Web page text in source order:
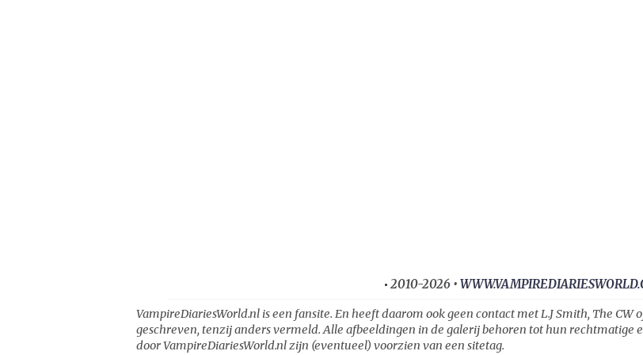
• 2010-2026 •
VampireDiariesWorld.nl is een fansite. En heeft daarom ook geen contact met L.J Smith, The CW
geschreven, tenzij anders vermeld. Alle afbeeldingen in de galerij behoren tot hun rechtmatige
door VampireDiariesWorld.nl zijn (eventueel) voorzien van een sitetag.